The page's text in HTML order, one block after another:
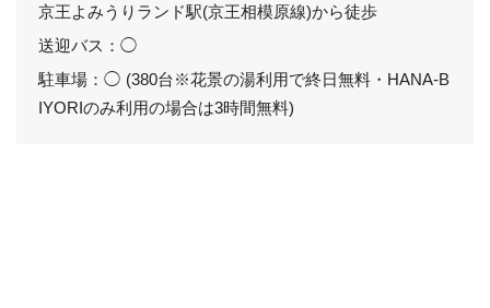
京王よみうりランド駅(京王相模原線)から徒歩
送迎バス：◯
駐車場：◯ (380台※花景の湯利用で終日無料・HANA-B
IYORIのみ利用の場合は3時間無料)